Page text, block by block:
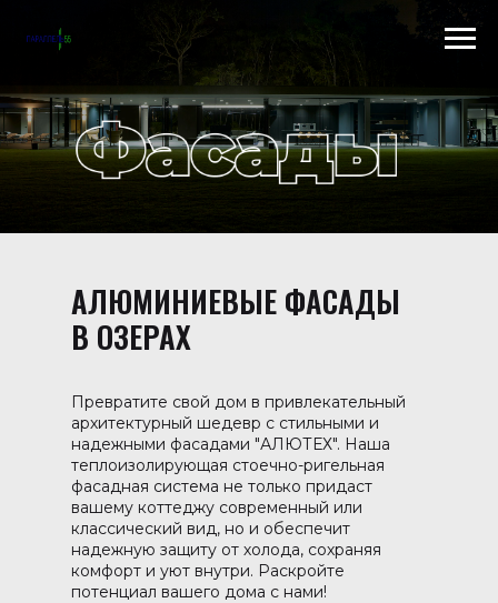
Scroll to top →
АЛЮМИНИЕВЫЕ ФАСАДЫ
В ОЗЕРАХ
Превратите свой дом в привлекательный
архитектурный шедевр с стильными и
надежными фасадами "АЛЮТЕХ". Наша
теплоизолирующая стоечно-ригельная
фасадная система не только придаст
вашему коттеджу современный или
классический вид, но и обеспечит
надежную защиту от холода, сохраняя
комфорт и уют внутри. Раскройте
потенциал вашего дома с нами!